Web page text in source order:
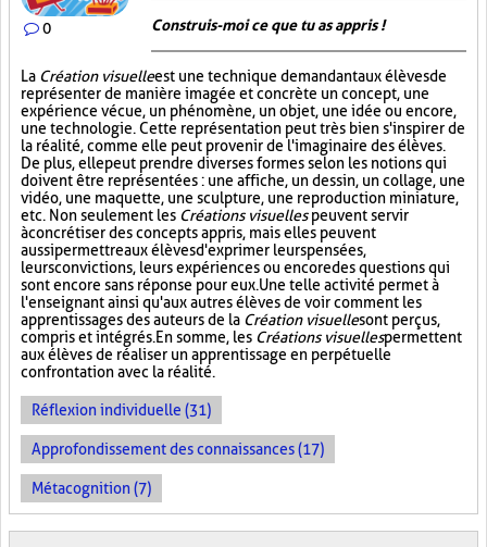
0 Construis-moi ce que tu as appris !
La Création visuelleest une technique demandant aux élèves de
représenter de manière imagée et concrète un concept, une
expérience vécue, un phénomène, un objet, une idée ou encore,
une technologie. Cette représentation peut très bien s'inspirer de
la réalité, comme elle peut provenir de l'imaginaire des élèves.
De plus, elle peut prendre diverses formes selon les notions qui
doivent être représentées : une affiche, un dessin, un collage, une
vidéo, une maquette, une sculpture, une reproduction miniature,
etc. Non seulement les Créations visuellespeuvent servir
à concrétiser des concepts appris, mais elles peuvent
aussi permettre aux élèves d'exprimer leurs pensées,
leurs convictions, leurs expériences ou encore des questions qui
sont encore sans réponse pour eux. Une telle activité permet à
l'enseignant ainsi qu'aux autres élèves de voir comment les
apprentissages des auteurs de la Création visuellesont perçus,
compris et intégrés. En somme, les Créations visuellespermettent
aux élèves de réaliser un apprentissage en perpétuelle
confrontation avec la réalité.
Réflexion individuelle (31)
Approfondissement des connaissances (17)
Métacognition (7)